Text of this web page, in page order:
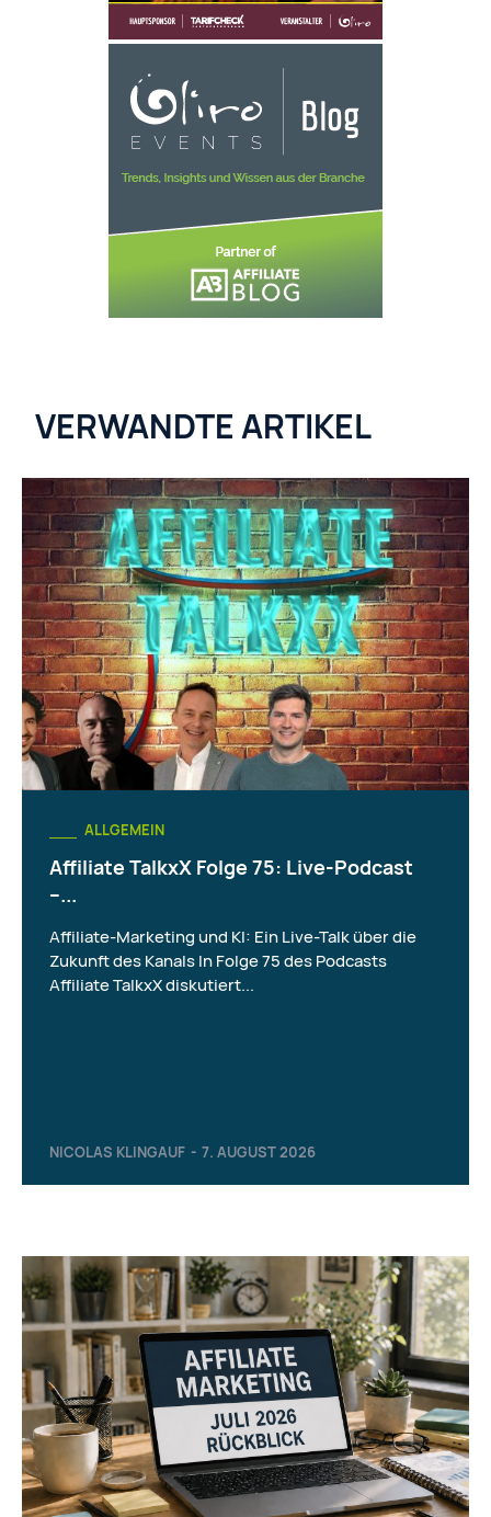
VERWANDTE ARTIKEL
ALLGEMEIN
Affiliate TalkxX Folge 75: Live-Podcast
–...
NICOLAS KLINGAUF - 7. AUGUST 2026
Affiliate-Marketing und KI: Ein Live-Talk über die
Zukunft des Kanals In Folge 75 des Podcasts
Affiliate TalkxX diskutiert...